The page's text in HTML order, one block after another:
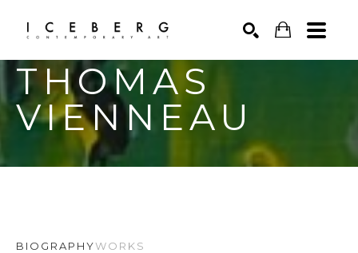
Search by keyword, artist name, artwork title or exhibition
THOMAS
VIENNEAU
BIOGRAPHYWORKS